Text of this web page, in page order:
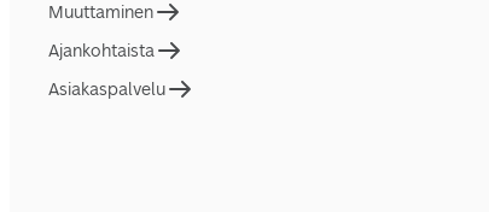
Muuttaminen
Ajankohtaista
Asiakaspalvelu